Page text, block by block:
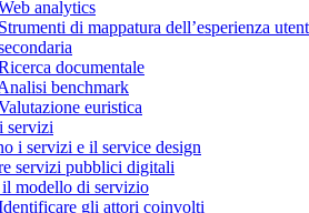
analytics
di mappatura dell’esperienza
documentale
benchmark
euristica
servizi
i servizi e il service design
servizi pubblici digitali
modello di servizio
gli attori coinvolti